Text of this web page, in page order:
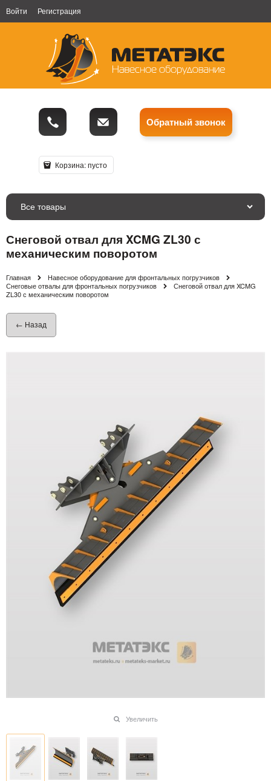
Войти Регистрация
Обратный звонок
Корзина:пусто
Все товары
Снеговой отвал для XCMG ZL30 с
механическим поворотом
Главная
Навесное оборудование для фронтальных погрузчиков
Снеговые отвалы для фронтальных погрузчиков
Снеговой отвал для XCMG
ZL30 с механическим поворотом
← Назад
Увеличить